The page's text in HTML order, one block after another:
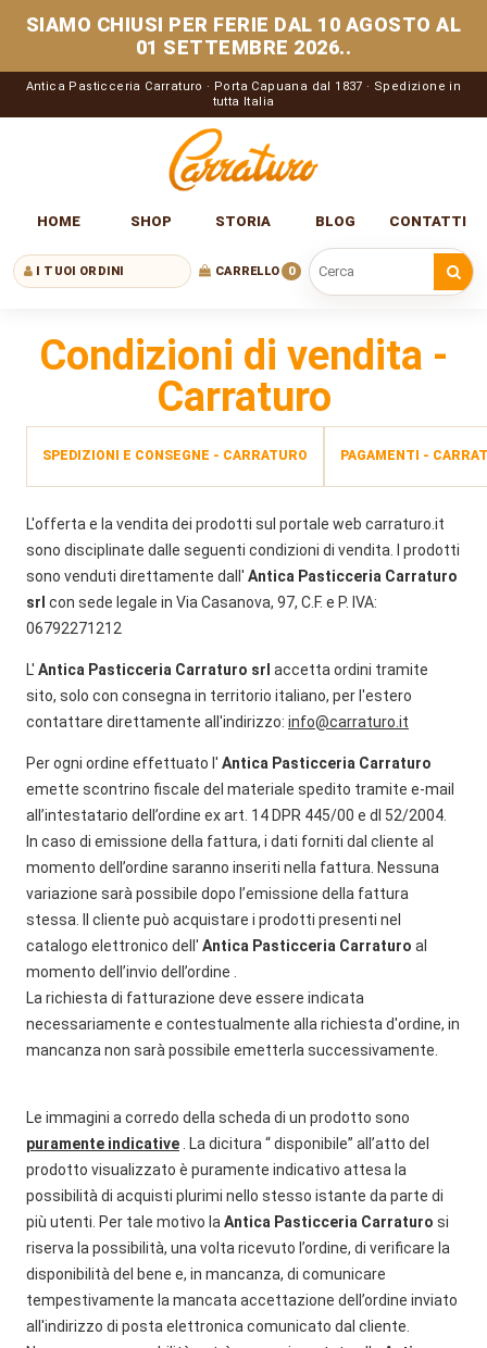
SIAMO CHIUSI PER FERIE DAL 10 AGOSTO AL
01 SETTEMBRE 2026..
Antica Pasticceria Carraturo · Porta Capuana dal 1837 · Spedizione in
tutta Italia
HOME SHOP STORIA BLOG CONTATTI
Cerca nel sito
I TUOI ORDINI CARRELLO 0
Condizioni di vendita -
Carraturo
SPEDIZIONI E CONSEGNE - CARRATURO PAGAMENTI -
L'offerta e la vendita dei prodotti sul portale web carraturo.it
sono disciplinate dalle seguenti condizioni di vendita. I prodotti
sono venduti direttamente dall' Antica Pasticceria Carraturo
srl con sede legale in Via Casanova, 97, C.F. e P. IVA:
06792271212
L' Antica Pasticceria Carraturo srl accetta ordini tramite
sito, solo con consegna in territorio italiano, per l'estero
contattare direttamente all'indirizzo: info@carraturo.it
Per ogni ordine effettuato l' Antica Pasticceria Carraturo
emette scontrino fiscale del materiale spedito tramite e-mail
all’intestatario dell’ordine ex art. 14 DPR 445/00 e dl 52/2004.
In caso di emissione della fattura, i dati forniti dal cliente al
momento dell’ordine saranno inseriti nella fattura. Nessuna
variazione sarà possibile dopo l’emissione della fattura
stessa. Il cliente può acquistare i prodotti presenti nel
catalogo elettronico dell' Antica Pasticceria Carraturo al
momento dell’invio dell’ordine .
La richiesta di fatturazione deve essere indicata
necessariamente e contestualmente alla richiesta d'ordine, in
mancanza non sarà possibile emetterla successivamente.
Le immagini a corredo della scheda di un prodotto sono
puramente indicative . La dicitura “ disponibile” all’atto del
prodotto visualizzato è puramente indicativo attesa la
possibilità di acquisti plurimi nello stesso istante da parte di
più utenti. Per tale motivo la Antica Pasticceria Carraturo si
riserva la possibilità, una volta ricevuto l’ordine, di verificare la
disponibilità del bene e, in mancanza, di comunicare
tempestivamente la mancata accettazione dell’ordine inviato
all'indirizzo di posta elettronica comunicato dal cliente.